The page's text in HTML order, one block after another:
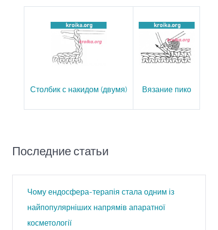
Столбик с накидом (двумя) Вязание пико
Последние статьи
Чому ендосфера-терапія стала одним із
найпопулярніших напрямів апаратної
косметології